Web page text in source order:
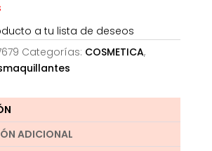
a tu lista de deseos
Categorías: COSMETICA,
ADICIONAL